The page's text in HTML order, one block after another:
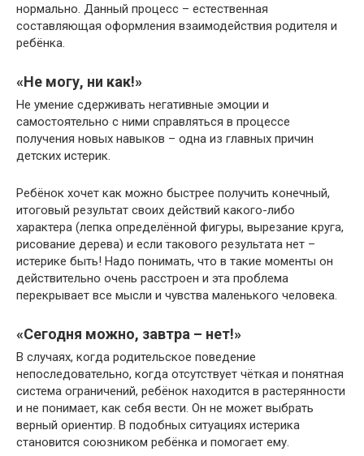
нормально. Данный процесс – естественная
составляющая оформления взаимодействия родителя и
ребёнка.
«Не могу, ни как!»
Не умение сдерживать негативные эмоции и
самостоятельно с ними справляться в процессе
получения новых навыков – одна из главных причин
детских истерик.
Ребёнок хочет как можно быстрее получить конечный,
итоговый результат своих действий какого-либо
характера (лепка определённой фигуры, вырезание круга,
рисование дерева) и если такового результата нет –
истерике быть! Надо понимать, что в такие моменты он
действительно очень расстроен и эта проблема
перекрывает все мысли и чувства маленького человека.
«Сегодня можно, завтра – нет!»
В случаях, когда родительское поведение
непоследовательно, когда отсутствует чёткая и понятная
система ограничений, ребёнок находится в растерянности
и не понимает, как себя вести. Он не может выбрать
верный ориентир. В подобных ситуациях истерика
становится союзником ребёнка и помогает ему.